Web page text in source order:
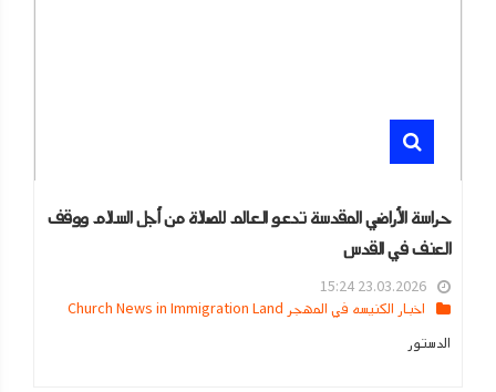
حراسة الأراضي المقدسة تدعو العالم للصلاة من أجل السلام ووقف
العنف في القدس
23.03.2026 15:24
اخبار الكنيسه في المهجر Church News in Immigration Land
الدستور